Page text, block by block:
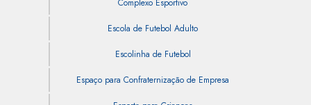
Escola de Futebol Adulto
Escolinha de Futebol
Espaço para Confraternização de Empresa